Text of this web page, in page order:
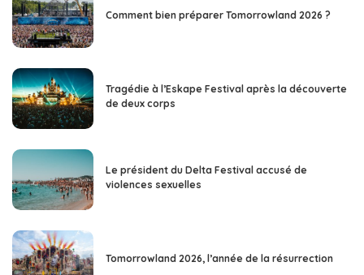
Comment bien préparer Tomorrowland 2026 ?
Tragédie à l’Eskape Festival après la découverte
de deux corps
Le président du Delta Festival accusé de
violences sexuelles
Tomorrowland 2026, l’année de la résurrection